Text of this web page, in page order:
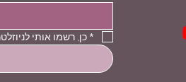
* כן, רשמו אותי